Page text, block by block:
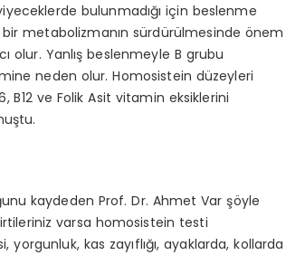
bulunmadığı için beslenme
metabolizmanın sürdürülmesinde önem
olur. Yanlış beslenmeyle B grubu
neden olur. Homosistein düzeyleri
B12 ve Folik Asit vitamin eksiklerini
kaydeden Prof. Dr. Ahmet Var şöyle
varsa homosistein testi
yorgunluk, kas zayıflığı, ayaklarda, kollarda